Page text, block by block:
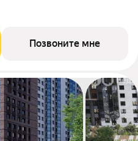
Позвоните мне